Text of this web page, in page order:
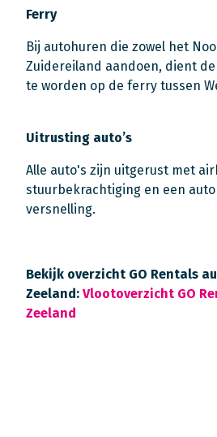
Ferry
Bij autohuren die zowel het
Zuidereiland aandoen, dient
te worden op de ferry tussen
Uitrusting auto’s
Alle auto's zijn uitgerust met
stuurbekrachtiging en een
versnelling.
Bekijk overzicht GO Rentals
Zeeland: Vlootoverzicht GO
Zeeland